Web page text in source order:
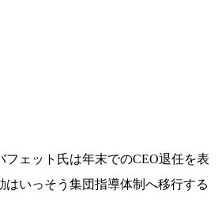
フェット氏は年末でのCEO退任を表
はいっそう集団指導体制へ移行する